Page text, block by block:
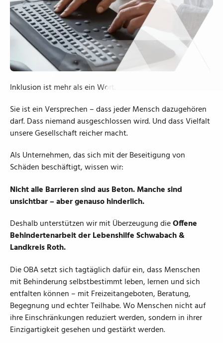
Inklusion ist mehr als ein Wort.
Sie ist ein Versprechen – dass jeder Mensch dazugehören
darf. Dass niemand ausgeschlossen wird. Und dass Vielfalt
unsere Gesellschaft reicher macht.
Als Unternehmen, das sich mit der Beseitigung von
Schäden beschäftigt, wissen wir:
Nicht alle Barrieren sind aus Beton. Manche sind
unsichtbar – aber genauso hinderlich.
Deshalb unterstützen wir mit Überzeugung dieOffene
Behindertenarbeit der Lebenshilfe Schwabach &
Landkreis Roth.
Die OBA setzt sich tagtäglich dafür ein, dass Menschen
mit Behinderung selbstbestimmt leben, lernen und sich
entfalten können – mit Freizeitangeboten, Beratung,
Begegnung und echter Teilhabe. Wo Menschen nicht auf
ihre Einschränkungen reduziert werden, sondern in ihrer
Einzigartigkeit gesehen und gestärkt werden.